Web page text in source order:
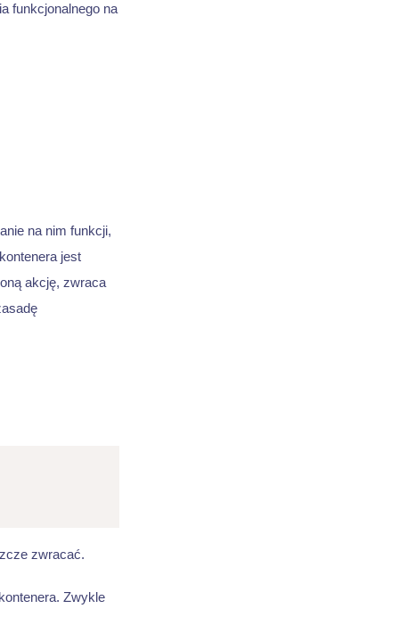
funkcjonalnego na
na nim funkcji,
jest
akcję, zwraca
zwracać.
Zwykle